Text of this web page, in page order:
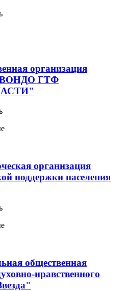
организация
ГТФ
организация
поддержки населения
общественная
нравственного